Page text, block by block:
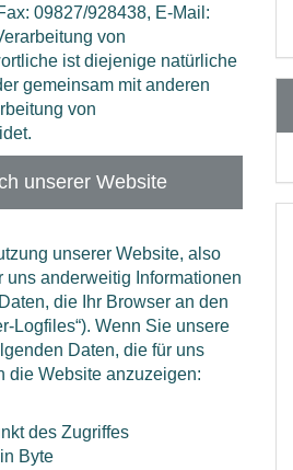
09827/928438, E-Mail:
von
ist diejenige natürliche
gemeinsam mit anderen
von
unserer Website
unserer Website, also
anderweitig Informationen
die Ihr Browser an den
Logfiles“). Wenn Sie unsere
Daten, die für uns
die Website anzuzeigen:
des Zugriffes
Byte